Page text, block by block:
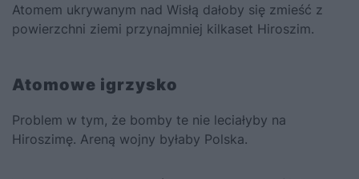
Atomem ukrywanym nad Wisłą dałoby się zmieść z
powierzchni ziemi przynajmniej kilkaset Hiroszim.
Atomowe igrzysko
Problem w tym, że bomby te nie leciałyby na
Hiroszimę. Areną wojny byłaby Polska.